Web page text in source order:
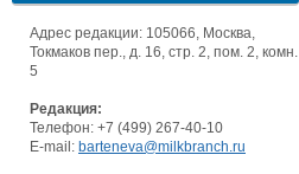
Адрес редакции: 105066, Москва,
Токмаков пер., д. 16, стр. 2, пом. 2, комн.
5
Редакция:
Телефон: +7 (499) 267-40-10
E-mail: barteneva@milkbranch.ru